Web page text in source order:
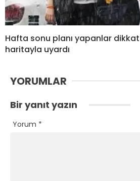
Hafta sonu planı yapanlar
haritayla uyardı
YORUMLAR
Bir yanıt yazın
Yorum *